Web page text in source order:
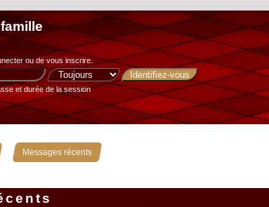
ou devous inscrire.
et durée de la session
» Messages récents